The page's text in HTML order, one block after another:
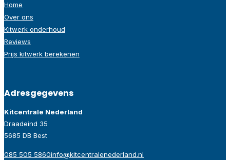
Home
Over ons
Kitwerk onderhoud
Reviews
Prijs kitwerk berekenen
Adresgegevens
Kitcentrale Nederland
Draadeind 35
5685 DB Best
085 505 5860info@kitcentralenederland.nl